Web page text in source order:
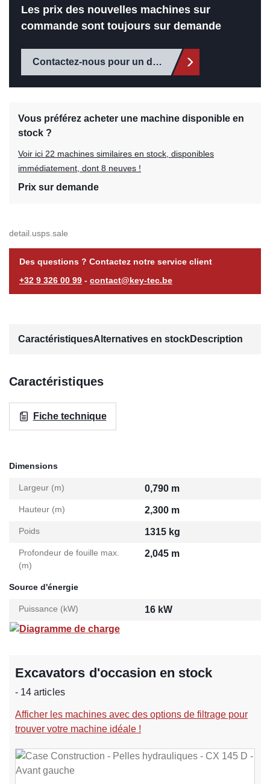
Les prix des nouvelles machines sur
commande sont toujours sur demande
Contactez-nous pour un devis
Vous préférez acheter une machine disponible en
stock ?
Voir ici 22 machines similaires en stock, disponibles
immédiatement, dont 8 neuves !
Prix sur demande
detail.usps.sale
Des questions ? Contactez notre service client
+32 9 326 00 99 - contact@key-tec.be
CaractéristiquesAlternatives en stockDescription
Caractéristiques
Fiche technique
Dimensions
Largeur (m) 0,790 m
Hauteur (m) 2,300 m
Poids 1315 kg
Profondeur de fouille max.
(m)
2,045 m
Source d'énergie
Puissance (kW)
16 kW
Diagramme de charge
Excavators d'occasion en stock
- 14 articles
Afficher les machines avec des options de filtrage pour
trouver votre machine idéale !